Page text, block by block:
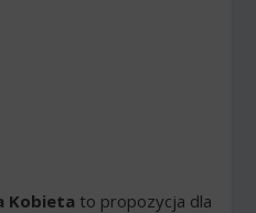
Kobieta to propozycja dla